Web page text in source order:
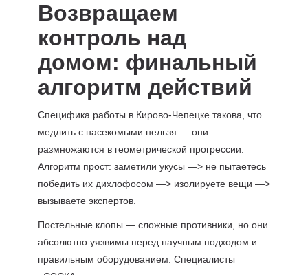
Возвращаем
контроль над
домом: финальный
алгоритм действий
Специфика работы в Кирово-Чепецке такова, что
медлить с насекомыми нельзя — они
размножаются в геометрической прогрессии.
Алгоритм прост: заметили укусы —> не пытаетесь
победить их дихлофосом —> изолируете вещи —>
вызываете экспертов.
Постельные клопы — сложные противники, но они
абсолютно уязвимы перед научным подходом и
правильным оборудованием. Специалисты